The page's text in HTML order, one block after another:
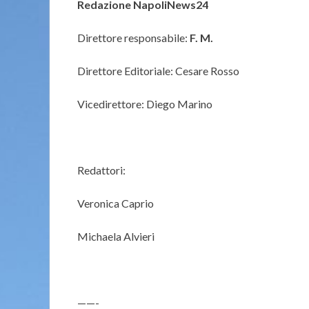
Redazione NapoliNews24
Direttore responsabile: F. M.
Direttore Editoriale: Cesare Rosso
Vicedirettore: Diego Marino
Redattori:
Veronica Caprio
Michaela Alvieri
——-